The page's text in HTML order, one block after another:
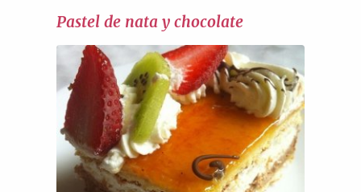
Pastel de nata y chocolate